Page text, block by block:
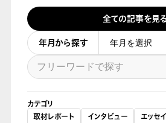
全ての記事を見る
年月から探す
カテゴリ
取材レポート
インタビュー エッセイ